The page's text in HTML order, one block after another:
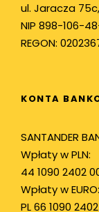
ul. Jaracza
NIP 898-106-
REGON:
KONTA
SANTANDER
Wpłaty w PLN:
44 1090 2402
Wpłaty w EURO:
PL 66 1090